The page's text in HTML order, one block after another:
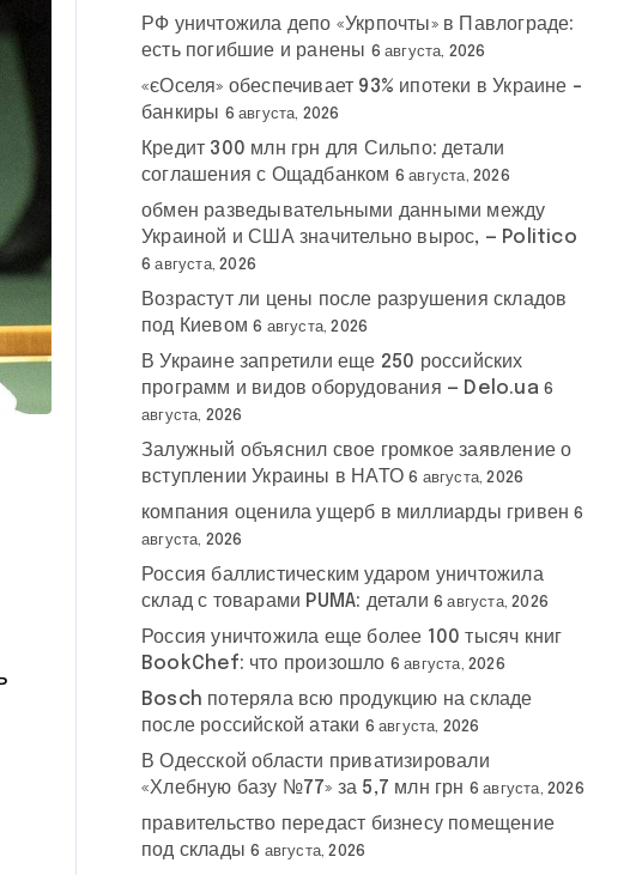
РФ уничтожила депо «Укрпочты» в Павлограде:
есть погибшие и ранены 6 августа, 2026
«єОселя» обеспечивает 93% ипотеки в Украине –
банкиры 6 августа, 2026
Кредит 300 млн грн для Сильпо: детали
соглашения с Ощадбанком 6 августа, 2026
обмен разведывательными данными между
Украиной и США значительно вырос, — Politico
6 августа, 2026
Возрастут ли цены после разрушения складов
под Киевом 6 августа, 2026
В Украине запретили еще 250 российских
программ и видов оборудования — Delo.ua 6
августа, 2026
Залужный объяснил свое громкое заявление о
вступлении Украины в НАТО 6 августа, 2026
компания оценила ущерб в миллиарды гривен 6
августа, 2026
Россия баллистическим ударом уничтожила
склад с товарами PUMA: детали 6 августа, 2026
Россия уничтожила еще более 100 тысяч книг
BookChef: что произошло 6 августа, 2026
Bosch потеряла всю продукцию на складе
после российской атаки 6 августа, 2026
В Одесской области приватизировали
«Хлебную базу №77» за 5,7 млн грн 6 августа, 2026
правительство передаст бизнесу помещение
под склады 6 августа, 2026